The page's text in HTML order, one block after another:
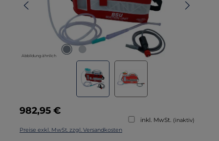
Abbildung ähnlich
Regulärer Preis:
982,95 €
inkl. MwSt. (inaktiv)
Preise exkl. MwSt. zzgl. Versandkosten